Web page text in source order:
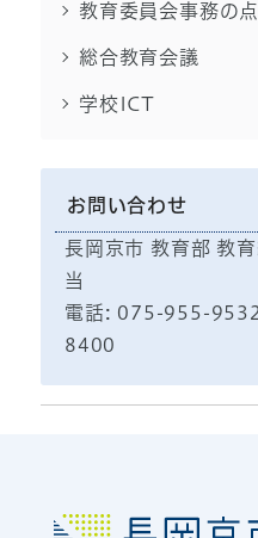
教育委員会事務の
総合教育会議
学校ICT
お問い合わせ
長岡京市 教育部 教
当
電話: 075-955-
8400